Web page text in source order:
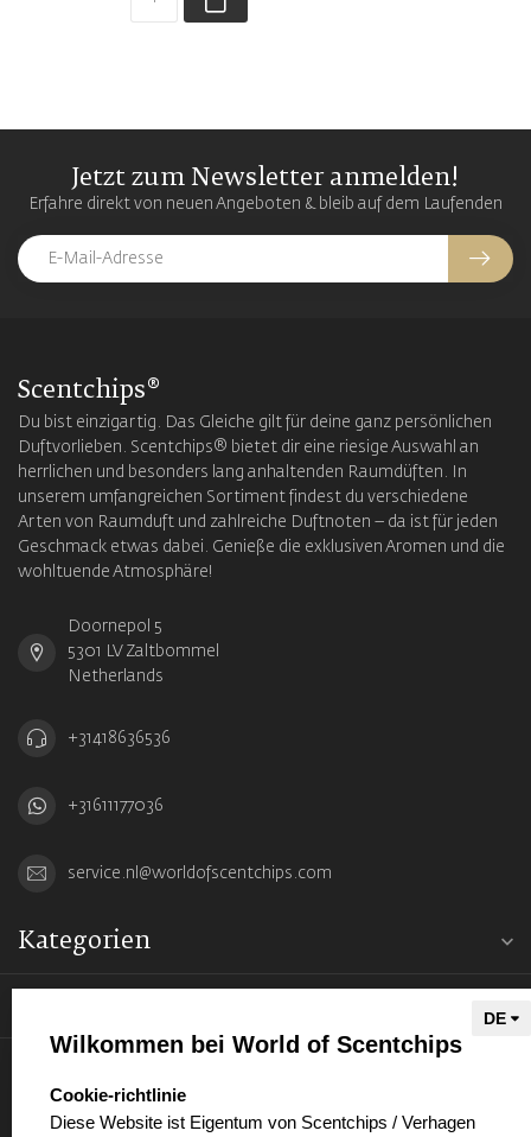
Jetzt zum Newsletter anmelden!
Erfahre direkt von neuen Angeboten & bleib auf dem Laufenden
Scentchips®
Du bist einzigartig. Das Gleiche gilt für deine ganz persönlichen
Duftvorlieben. Scentchips® bietet dir eine riesige Auswahl an
herrlichen und besonders lang anhaltenden Raumdüften. In
unserem umfangreichen Sortiment findest du verschiedene
Arten von Raumduft und zahlreiche Duftnoten – da ist für jeden
Geschmack etwas dabei. Genieße die exklusiven Aromen und die
wohltuende Atmosphäre!
Doornepol 5
5301 LV Zaltbommel
Netherlands
+31418636536
+31611177036
service.nl@worldofscentchips.com
Kategorien
Wilkommen bei World of Scentchips
select language
Cookie-richtlinie
Diese Website ist Eigentum von Scentchips / Verhagen